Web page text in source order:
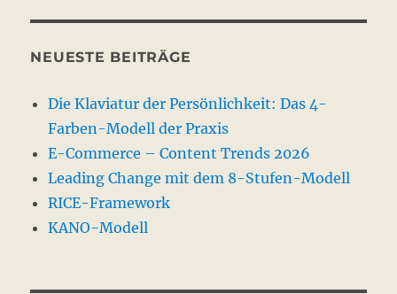
NEUESTE BEITRÄGE
Die Klaviatur der Persönlichkeit: Das 4-
Farben-Modell der Praxis
E-Commerce – Content Trends 2026
Leading Change mit dem 8-Stufen-Modell
RICE-Framework
KANO-Modell